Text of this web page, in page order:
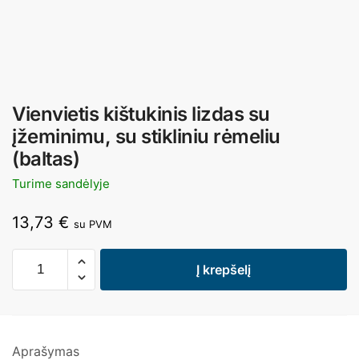
Vienvietis kištukinis lizdas su
įžeminimu, su stikliniu rėmeliu
(baltas)
Turime sandėlyje
13,73 € su PVM
Į krepšelį
Aprašymas